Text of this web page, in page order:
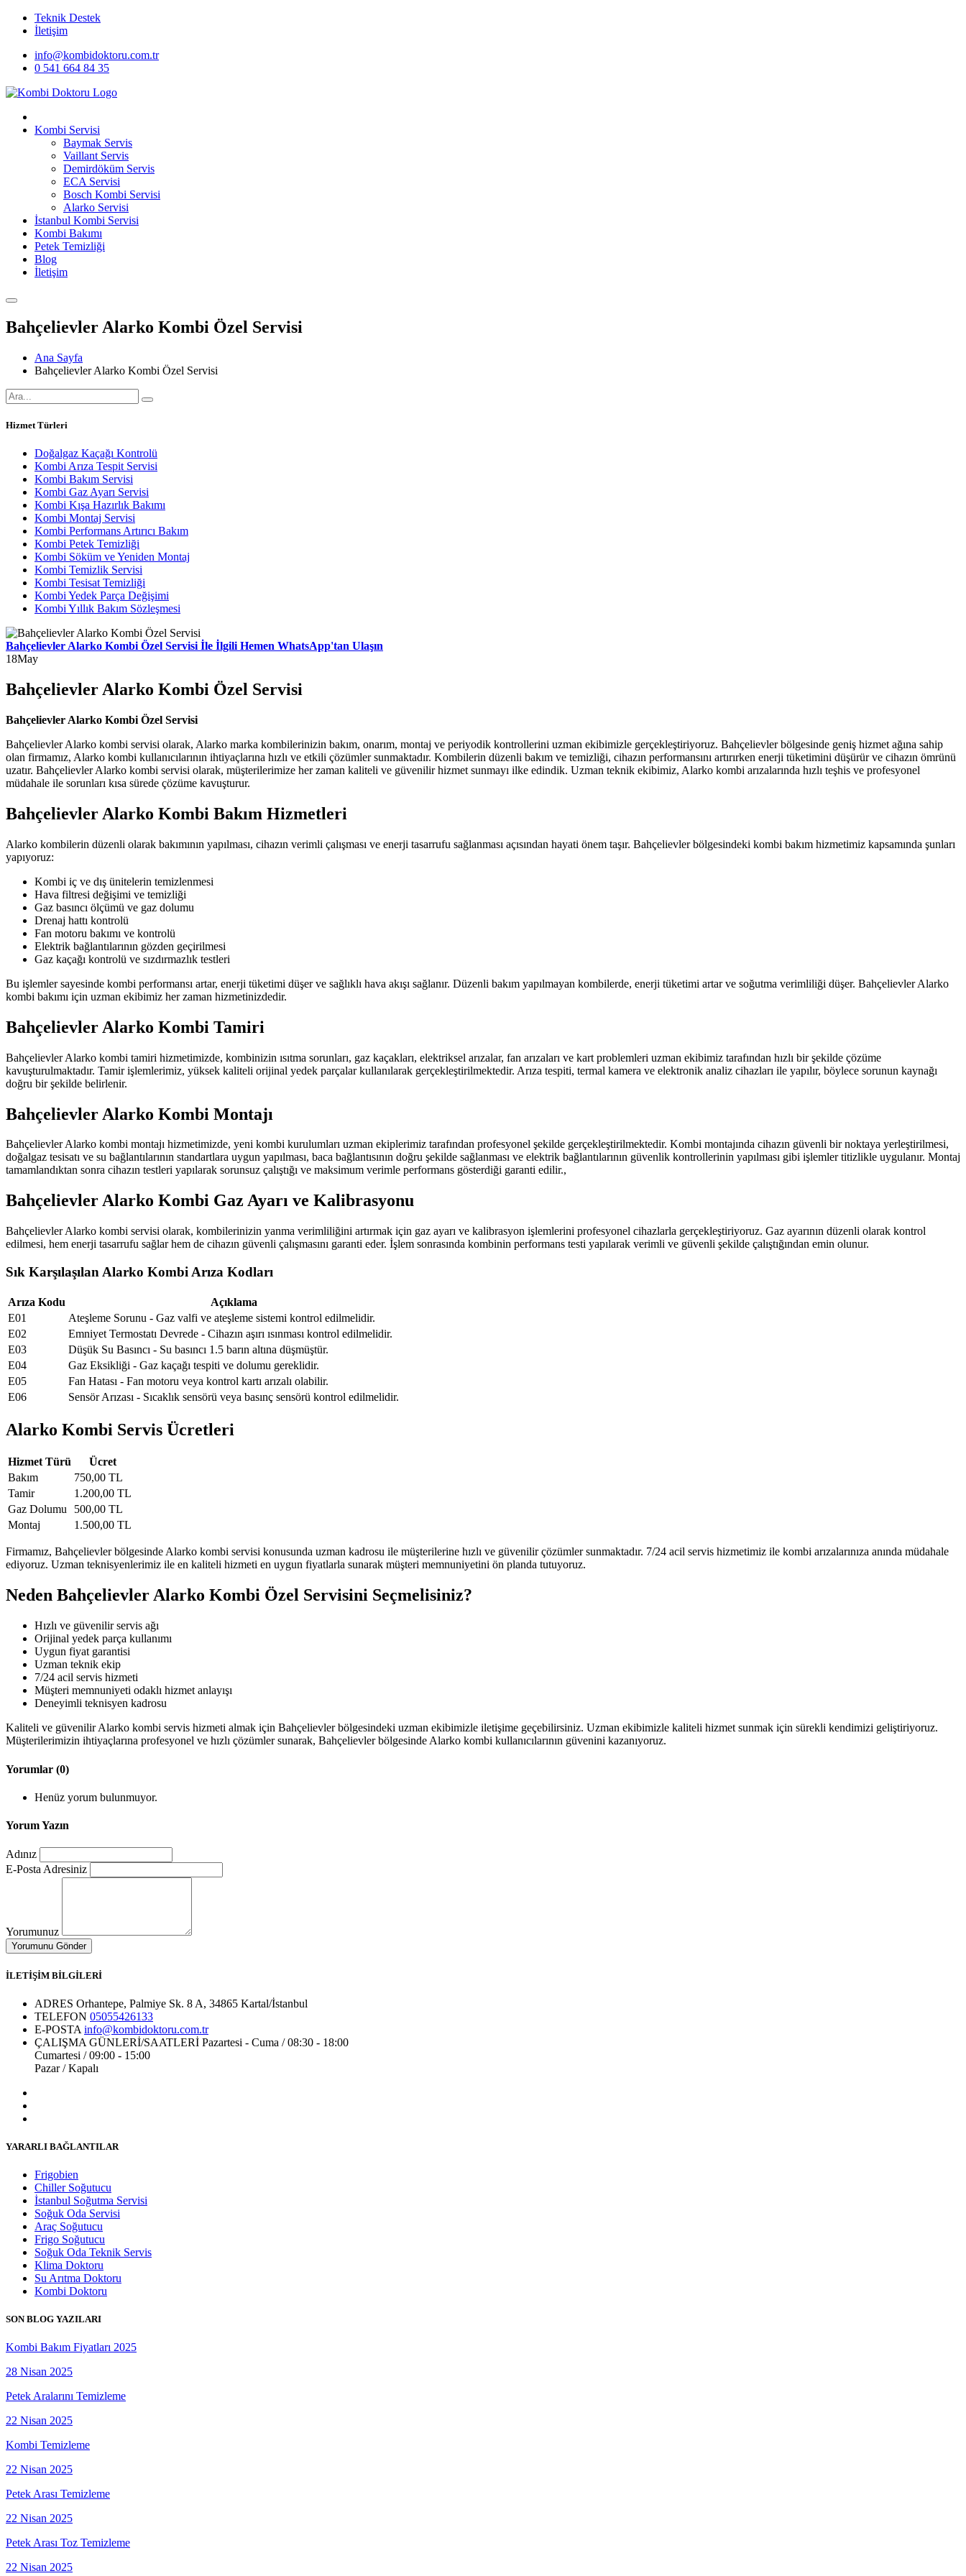
Teknik Destek
İletişim
info@kombidoktoru.com.tr
0 541 664 84 35
Kombi Servisi
Baymak Servis
Vaillant Servis
Demirdöküm Servis
ECA Servisi
Bosch Kombi Servisi
Alarko Servisi
İstanbul Kombi Servisi
Kombi Bakımı
Petek Temizliği
Blog
İletişim
Bahçelievler Alarko Kombi Özel Servisi
Ana Sayfa
Bahçelievler Alarko Kombi Özel Servisi
Hizmet Türleri
Doğalgaz Kaçağı Kontrolü
Kombi Arıza Tespit Servisi
Kombi Bakım Servisi
Kombi Gaz Ayarı Servisi
Kombi Kışa Hazırlık Bakımı
Kombi Montaj Servisi
Kombi Performans Artırıcı Bakım
Kombi Petek Temizliği
Kombi Söküm ve Yeniden Montaj
Kombi Temizlik Servisi
Kombi Tesisat Temizliği
Kombi Yedek Parça Değişimi
Kombi Yıllık Bakım Sözleşmesi
Bahçelievler Alarko Kombi Özel Servisi İle İlgili Hemen WhatsApp'tan Ulaşın
18May
Bahçelievler Alarko Kombi Özel Servisi
Bahçelievler Alarko Kombi Özel Servisi
Bahçelievler Alarko kombi servisi olarak, Alarko marka kombilerinizin bakım, onarım, montaj ve periyodik kontrollerini uzman ekibimizle gerçekleştiriyoruz. Bahçelievler bölgesinde geniş hizmet ağına sahip
olan firmamız, Alarko kombi kullanıcılarının ihtiyaçlarına hızlı ve etkili çözümler sunmaktadır. Kombilerin düzenli bakım ve temizliği, cihazın performansını artırırken enerji tüketimini düşürür ve cihazın ömrünü
uzatır. Bahçelievler Alarko kombi servisi olarak, müşterilerimize her zaman kaliteli ve güvenilir hizmet sunmayı ilke edindik. Uzman teknik ekibimiz, Alarko kombi arızalarında hızlı teşhis ve profesyonel
müdahale ile sorunları kısa sürede çözüme kavuşturur.
Bahçelievler Alarko Kombi Bakım Hizmetleri
Alarko kombilerin düzenli olarak bakımının yapılması, cihazın verimli çalışması ve enerji tasarrufu sağlanması açısından hayati önem taşır. Bahçelievler bölgesindeki kombi bakım hizmetimiz kapsamında şunları
yapıyoruz:
Kombi iç ve dış ünitelerin temizlenmesi
Hava filtresi değişimi ve temizliği
Gaz basıncı ölçümü ve gaz dolumu
Drenaj hattı kontrolü
Fan motoru bakımı ve kontrolü
Elektrik bağlantılarının gözden geçirilmesi
Gaz kaçağı kontrolü ve sızdırmazlık testleri
Bu işlemler sayesinde kombi performansı artar, enerji tüketimi düşer ve sağlıklı hava akışı sağlanır. Düzenli bakım yapılmayan kombilerde, enerji tüketimi artar ve soğutma verimliliği düşer. Bahçelievler Alarko
kombi bakımı için uzman ekibimiz her zaman hizmetinizdedir.
Bahçelievler Alarko Kombi Tamiri
Bahçelievler Alarko kombi tamiri hizmetimizde, kombinizin ısıtma sorunları, gaz kaçakları, elektriksel arızalar, fan arızaları ve kart problemleri uzman ekibimiz tarafından hızlı bir şekilde çözüme
kavuşturulmaktadır. Tamir işlemlerimiz, yüksek kaliteli orijinal yedek parçalar kullanılarak gerçekleştirilmektedir. Arıza tespiti, termal kamera ve elektronik analiz cihazları ile yapılır, böylece sorunun kaynağı
doğru bir şekilde belirlenir.
Bahçelievler Alarko Kombi Montajı
Bahçelievler Alarko kombi montajı hizmetimizde, yeni kombi kurulumları uzman ekiplerimiz tarafından profesyonel şekilde gerçekleştirilmektedir. Kombi montajında cihazın güvenli bir noktaya yerleştirilmesi,
doğalgaz tesisatı ve su bağlantılarının standartlara uygun yapılması, baca bağlantısının doğru şekilde sağlanması ve elektrik bağlantılarının güvenlik kontrollerinin yapılması gibi işlemler titizlikle uygulanır. Montaj
tamamlandıktan sonra cihazın testleri yapılarak sorunsuz çalıştığı ve maksimum verimle performans gösterdiği garanti edilir.,
Bahçelievler Alarko Kombi Gaz Ayarı ve Kalibrasyonu
Bahçelievler Alarko kombi servisi olarak, kombilerinizin yanma verimliliğini artırmak için gaz ayarı ve kalibrasyon işlemlerini profesyonel cihazlarla gerçekleştiriyoruz. Gaz ayarının düzenli olarak kontrol
edilmesi, hem enerji tasarrufu sağlar hem de cihazın güvenli çalışmasını garanti eder. İşlem sonrasında kombinin performans testi yapılarak verimli ve güvenli şekilde çalıştığından emin olunur.
Sık Karşılaşılan Alarko Kombi Arıza Kodları
Arıza Kodu
Açıklama
E01
Ateşleme Sorunu - Gaz valfi ve ateşleme sistemi kontrol edilmelidir.
E02
Emniyet Termostatı Devrede - Cihazın aşırı ısınması kontrol edilmelidir.
E03
Düşük Su Basıncı - Su basıncı 1.5 barın altına düşmüştür.
E04
Gaz Eksikliği - Gaz kaçağı tespiti ve dolumu gereklidir.
E05
Fan Hatası - Fan motoru veya kontrol kartı arızalı olabilir.
E06
Sensör Arızası - Sıcaklık sensörü veya basınç sensörü kontrol edilmelidir.
Alarko Kombi Servis Ücretleri
Hizmet Türü
Ücret
Bakım
750,00 TL
Tamir
1.200,00 TL
Gaz Dolumu
500,00 TL
Montaj
1.500,00 TL
Firmamız, Bahçelievler bölgesinde Alarko kombi servisi konusunda uzman kadrosu ile müşterilerine hızlı ve güvenilir çözümler sunmaktadır. 7/24 acil servis hizmetimiz ile kombi arızalarınıza anında müdahale
ediyoruz. Uzman teknisyenlerimiz ile en kaliteli hizmeti en uygun fiyatlarla sunarak müşteri memnuniyetini ön planda tutuyoruz.
Neden Bahçelievler Alarko Kombi Özel Servisini Seçmelisiniz?
Hızlı ve güvenilir servis ağı
Orijinal yedek parça kullanımı
Uygun fiyat garantisi
Uzman teknik ekip
7/24 acil servis hizmeti
Müşteri memnuniyeti odaklı hizmet anlayışı
Deneyimli teknisyen kadrosu
Kaliteli ve güvenilir Alarko kombi servis hizmeti almak için Bahçelievler bölgesindeki uzman ekibimizle iletişime geçebilirsiniz. Uzman ekibimizle kaliteli hizmet sunmak için sürekli kendimizi geliştiriyoruz.
Müşterilerimizin ihtiyaçlarına profesyonel ve hızlı çözümler sunarak, Bahçelievler bölgesinde Alarko kombi kullanıcılarının güvenini kazanıyoruz.
Yorumlar (0)
Henüz yorum bulunmuyor.
Yorum Yazın
Adınız
E-Posta Adresiniz
Yorumunuz
İLETİŞİM BİLGİLERİ
ADRES Orhantepe, Palmiye Sk. 8 A, 34865 Kartal/İstanbul
TELEFON 05055426133
E-POSTA info@kombidoktoru.com.tr
ÇALIŞMA GÜNLERİ/SAATLERİ Pazartesi - Cuma / 08:30 - 18:00
Cumartesi / 09:00 - 15:00
Pazar / Kapalı
YARARLI BAĞLANTILAR
Frigobien
Chiller Soğutucu
İstanbul Soğutma Servisi
Soğuk Oda Servisi
Araç Soğutucu
Frigo Soğutucu
Soğuk Oda Teknik Servis
Klima Doktoru
Su Arıtma Doktoru
Kombi Doktoru
SON BLOG YAZILARI
Kombi Bakım Fiyatları 2025
28 Nisan 2025
Petek Aralarını Temizleme
22 Nisan 2025
Kombi Temizleme
22 Nisan 2025
Petek Arası Temizleme
22 Nisan 2025
Petek Arası Toz Temizleme
22 Nisan 2025